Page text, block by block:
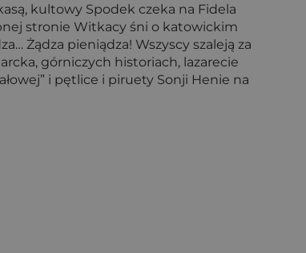
kultowy Spodek czeka na Fidela
stronie Witkacy śni o katowickim
Żądza pieniądza! Wszyscy szaleją za
górniczych historiach, lazarecie
i pętlice i piruety Sonji Henie na